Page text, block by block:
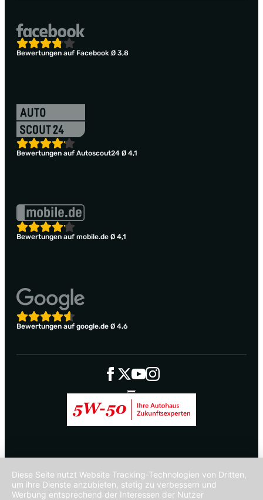
Bewertungen auf Facebook Ø 3,8
Bewertungen auf Autoscout24 Ø 4,1
Bewertungen auf mobile.de Ø 4,1
Bewertungen auf google.de Ø 4,6
Diese Seite nutzt Website Tracking-Technologien von Dritten,
um ihre Dienste anzubieten, stetig zu verbessern und
Werbung entsprechend der Interessen der Nutzer